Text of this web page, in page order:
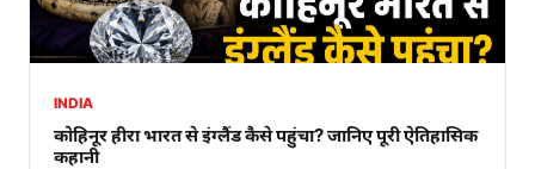
INDIA
कोहिनूर हीरा भारत से इंग्लैंड कैसे पहुंचा? जानिए पूरी ऐतिहासिक
कहानी